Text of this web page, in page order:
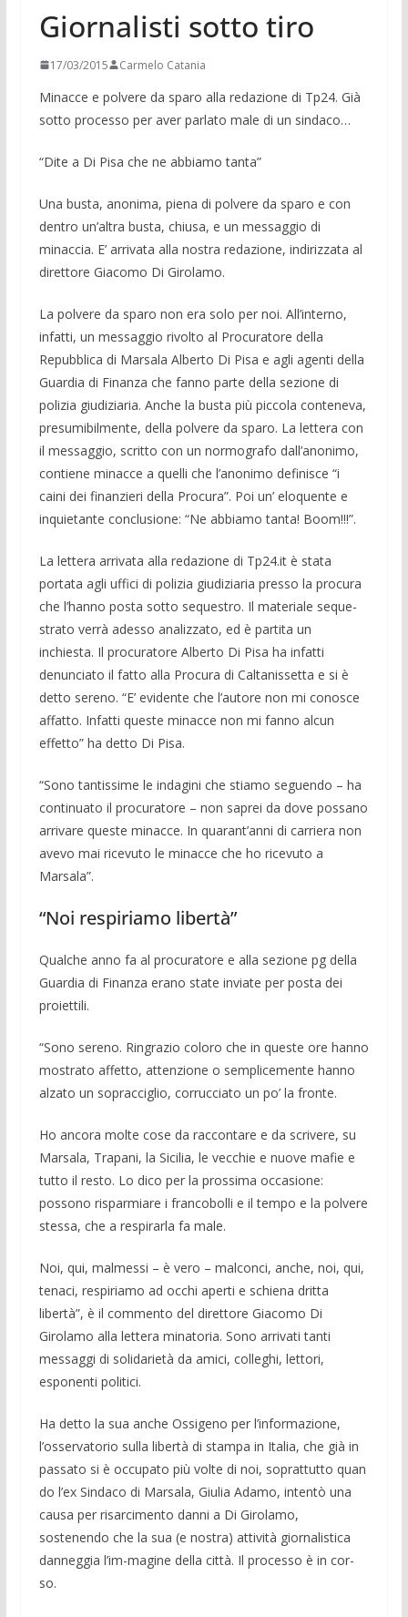
Giornalisti sotto tiro
17/03/2015 Carmelo Catania
Minacce e polvere da sparo alla redazione di Tp24. Già
sotto proces­so per aver parlato male di un sindaco…
“Dite a Di Pisa che ne abbiamo tanta”
Una busta, anonima, piena di polvere da sparo e con
dentro un’altra busta, chiusa, e un messaggio di
minaccia. E’ arrivata alla nostra redazione, indiriz­zata al
direttore Giacomo Di Girolamo.
La polvere da sparo non era solo per noi. All’interno,
infatti, un messaggio ri­volto al Procuratore della
Repubblica di Marsala Alberto Di Pisa e agli agenti della
Guardia di Finanza che fanno parte della sezione di
polizia giudiziaria. Anche la bu­sta più piccola conteneva,
presumibilmen­te, della polvere da sparo. La lettera con
il messaggio, scritto con un normografo dall’anonimo,
contiene minacce a quelli che l’anonimo definisce “i
caini dei finan­zieri della Procura”. Poi un’ eloquente e
inquietante conclusione: “Ne abbiamo tan­ta! Boom!!!”.
La lettera arrivata alla redazione di Tp24.it è stata
portata agli uffici di polizia giudiziaria presso la procura
che l’hanno posta sotto sequestro. Il materiale seque­
strato verrà adesso analizzato, ed è partita un
inchiesta. Il procuratore Alberto Di Pisa ha infatti
denunciato il fatto alla Procura di Caltanissetta e si è
detto sereno. “E’ evi­dente che l’autore non mi conosce
affatto. Infatti queste minacce non mi fanno alcun
effetto” ha detto Di Pisa.
“Sono tantissime le indagini che stiamo seguendo – ha
continuato il procuratore – non saprei da dove possano
arrivare queste minacce. In quarant’anni di carriera non
avevo mai ricevuto le minacce che ho rice­vuto a
Marsala”.
“Noi respiriamo libertà”
Qualche anno fa al pro­curatore e alla sezione pg della
Guardia di Finanza erano state inviate per posta dei
proiettili.
“Sono sereno. Ringrazio coloro che in queste ore hanno
mostrato affetto, atten­zione o semplicemente hanno
alzato un sopracciglio, corrucciato un po’ la fronte.
Ho ancora molte cose da raccontare e da scrivere, su
Marsala, Trapani, la Sicilia, le vecchie e nuove mafie e
tutto il resto. Lo dico per la prossima occasione:
possono risparmiare i francobolli e il tempo e la polvere
stessa, che a respirarla fa male.
Noi, qui, malmessi – è vero – malconci, an­che, noi, qui,
tenaci, respiriamo ad occhi aperti e schiena dritta
libertà”, è il com­mento del direttore Giacomo Di
Girolamo alla lettera minatoria. Sono arrivati tanti
messaggi di solidarietà da amici, colleghi, lettori,
esponenti politici.
Ha detto la sua anche Ossigeno per l’infor­mazione,
l’osservatorio sulla libertà di stampa in Italia, che già in
passato si è oc­cupato più volte di noi, soprattutto quan
do l’ex Sindaco di Marsala, Giulia Adamo, in­tentò una
causa per risarcimento danni a Di Girolamo,
sostenendo che la sua (e no­stra) attività giornalistica
dan­neggia l’im-magine della città. Il processo è in cor­
so.